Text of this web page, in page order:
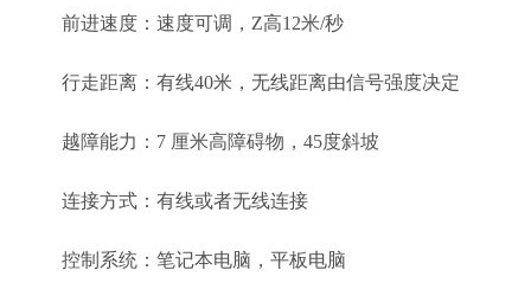
前进速度：速度可调，Z高12米/秒
行走距离：有线40米，无线距离由信号强度决定
越障能力：7 厘米高障碍物，45度斜坡
连接方式：有线或者无线连接
控制系统：笔记本电脑，平板电脑